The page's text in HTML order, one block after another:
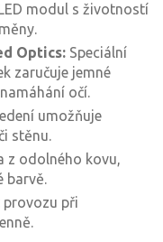
modul s životností
Optics: Speciální
zaručuje jemné
očí.
umožňuje
stěnu.
z odolného kovu,
barvě.
provozu při